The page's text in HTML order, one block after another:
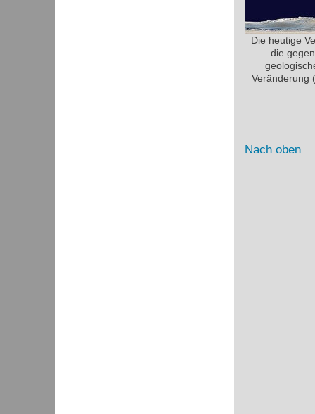
Die heutige
die
Veränderung
Nach oben